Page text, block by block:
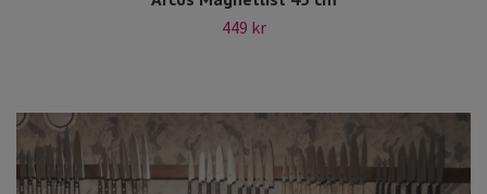
449 kr